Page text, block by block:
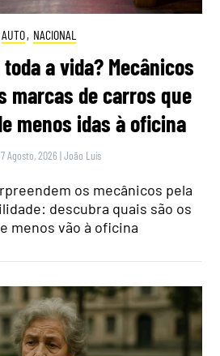
AUTO, NACIONAL
a vida? Mecânicos
marcas de carros que
menos idas à oficina
Agosto, 2026 |João Luís
os mecânicos pela
descubra quais são os
menos vão à oficina